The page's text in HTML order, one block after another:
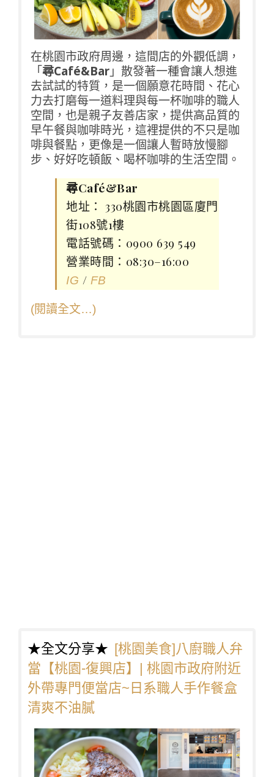
在桃園市政府周邊，這間店的外觀低調，
「尋Café&Bar」散發著一種會讓人想進
去試試的特質，是一個願意花時間、花心
力去打磨每一道料理與每一杯咖啡的職人
空間，也是親子友善店家，提供高品質的
早午餐與咖啡時光，這裡提供的不只是咖
啡與餐點，更像是一個讓人暫時放慢腳
步、好好吃頓飯、喝杯咖啡的生活空間。
尋Café&Bar
地址： 330桃園市桃園區廈門
街108號1樓
電話號碼：0900 639 549
營業時間：08:30–16:00
IG / FB
(閱讀全文…)
★全文分享★ [桃園美食]八廚職人弁
當【桃園-復興店】| 桃園市政府附近
外帶專門便當店~日系職人手作餐盒
清爽不油膩